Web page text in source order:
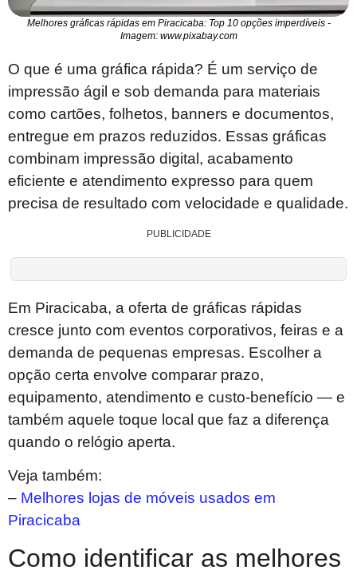
Melhores gráficas rápidas em Piracicaba: Top 10 opções imperdíveis -
Imagem: www.pixabay.com
O que é uma gráfica rápida? É um serviço de
impressão ágil e sob demanda para materiais
como cartões, folhetos, banners e documentos,
entregue em prazos reduzidos. Essas gráficas
combinam impressão digital, acabamento
eficiente e atendimento expresso para quem
precisa de resultado com velocidade e qualidade.
PUBLICIDADE
Em Piracicaba, a oferta de gráficas rápidas
cresce junto com eventos corporativos, feiras e a
demanda de pequenas empresas. Escolher a
opção certa envolve comparar prazo,
equipamento, atendimento e custo-benefício — e
também aquele toque local que faz a diferença
quando o relógio aperta.
Veja também:
– Melhores lojas de móveis usados em
Piracicaba
Como identificar as melhores